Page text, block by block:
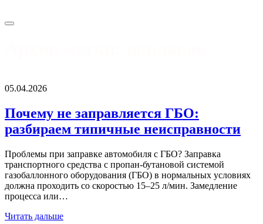
05.04.2026
Почему не заправляется ГБО:
разбираем типичные неисправности
Проблемы при заправке автомобиля с ГБО? Заправка
транспортного средства с пропан‑бутановой системой
газобаллонного оборудования (ГБО) в нормальных условиях
должна проходить со скоростью 15–25 л/мин. Замедление
процесса или…
Читать дальше